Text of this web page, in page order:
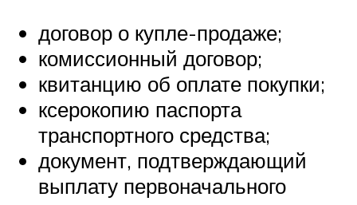
договор о купле-продаже;
комиссионный договор;
квитанцию об оплате покупки;
ксерокопию паспорта
транспортного средства;
документ, подтверждающий
выплату первоначального